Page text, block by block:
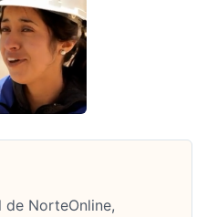
NorteOnline,